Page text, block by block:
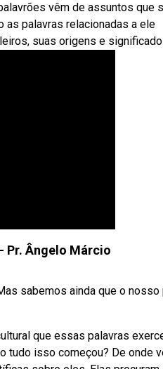
vêm de assuntos que
as palavras relacionadas a ele
suas origens e
- Pr. Ângelo Márcio
sabemos ainda que o nosso
que essas palavras
tudo isso começou? De onde